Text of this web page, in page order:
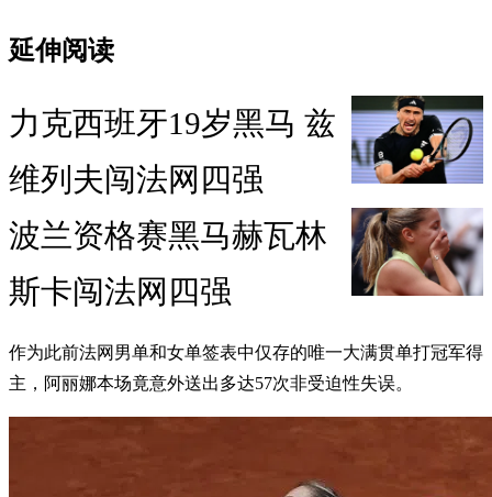
延伸阅读
力克西班牙19岁黑马 兹
维列夫闯法网四强
波兰资格赛黑马赫瓦林
斯卡闯法网四强
作为此前法网男单和女单签表中仅存的唯一大满贯单打冠军得
主，阿丽娜本场竟意外送出多达57次非受迫性失误。